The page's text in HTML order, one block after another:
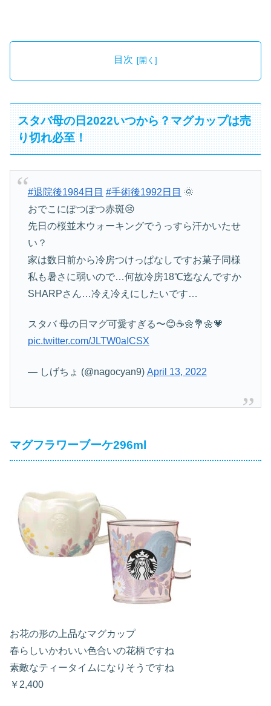
目次
スタバ母の日2022いつから？マグカップは売
り切れ必至！
#退院後1984日目 #手術後1992日目 🌞
おでこにぽつぽつ赤斑😢
先日の桜並木ウォーキングでうっすら汗かいたせ
い？
家は数日前から冷房つけっぱなしですお菓子同様
私も暑さに弱いので…何故冷房18℃迄なんですか
SHARPさん…冷え冷えにしたいです…
スタバ 母の日マグ可愛すぎる〜😊☕️🌼💐🌼💗
pic.twitter.com/JLTW0aICSX
— しげちょ (@nagocyan9) April 13, 2022
マグフラワーブーケ296ml
お花の形の上品なマグカップ
春らしいかわいい色合いの花柄ですね
素敵なティータイムになりそうですね
￥2,400